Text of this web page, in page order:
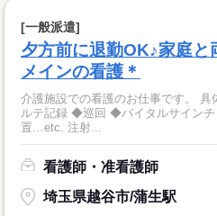
[一般派遣]
夕方前に退勤OK♪家庭と
メインの看護＊
介護施設での看護のお仕事です。 具体的には… ◆内服薬の管理 ◆カ
ルテ記録 ◆巡回 ◆バイタルサイン
置…etc. 注射...
看護師・准看護師
埼玉県越谷市/蒲生駅